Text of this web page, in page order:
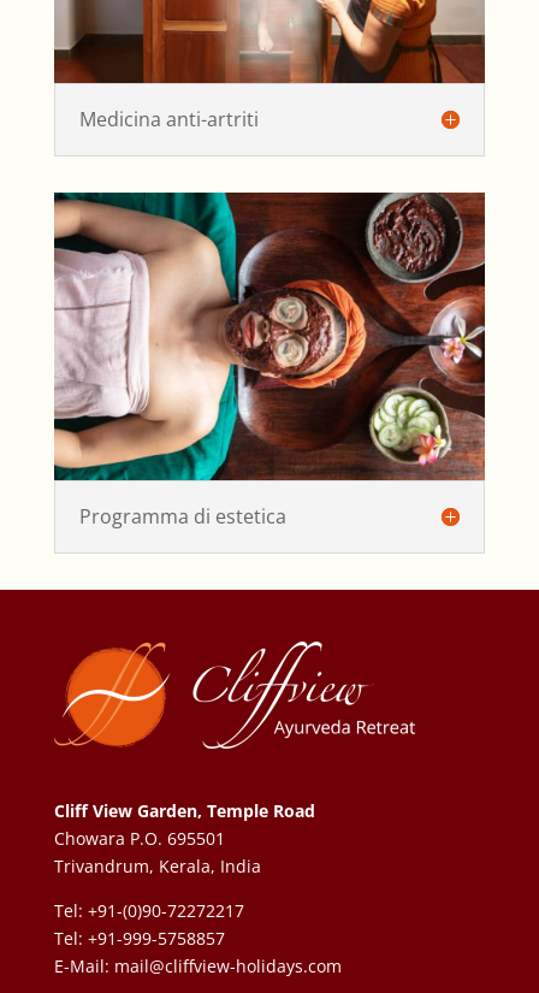
Medicina anti-artriti
Programma di estetica
Cliff View Garden, Temple Road
Chowara P.O. 695501
Trivandrum, Kerala, India
Tel: +91-(0)90-72272217
Tel: +91-999-5758857
E-Mail: mail@cliffview-holidays.com